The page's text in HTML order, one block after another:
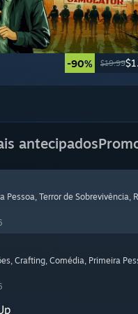
-90% $19.99
antecipados
Pessoa, Terror de Sobrevivência,
, Crafting, Comédia, Primeira